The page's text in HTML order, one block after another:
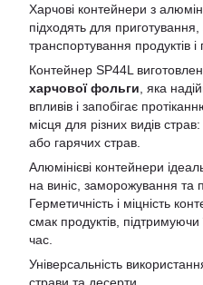
Харчові контейнери з
підходять для приготування,
транспортування продуктів і
Контейнер SP44L
харчової фольги , яка
впливів і запобігає
місця для різних видів
або гарячих страв.
Алюмінієві контейнери
на виніс, заморожування та
Герметичність і міцність
смак продуктів,
час.
Універсальність